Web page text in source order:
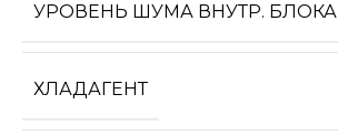
УРОВЕНЬ ШУМА ВНУТР. БЛОКА
ХЛАДАГЕНТ